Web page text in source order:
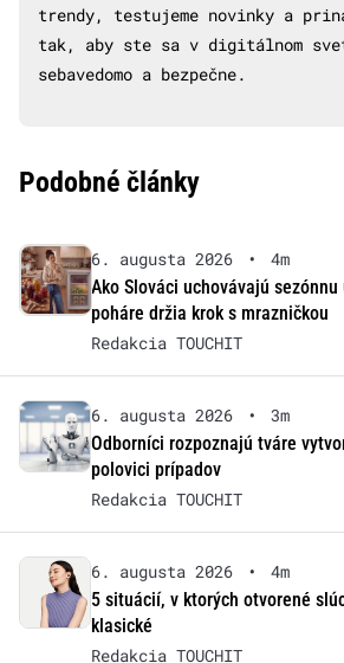
trendy, testujeme novinky a
tak, aby ste sa v digitálnom
sebavedomo a bezpečne.
Podobné články
6. augusta 2026 •
4m
Ako Slováci uchovávajú
poháre držia krok s mrazničkou
Redakcia TOUCHIT
6. augusta 2026 •
3m
Odborníci rozpoznajú tváre
polovici prípadov
Redakcia TOUCHIT
6. augusta 2026 •
4m
5 situácií, v ktorých otvorené
klasické
Redakcia TOUCHIT